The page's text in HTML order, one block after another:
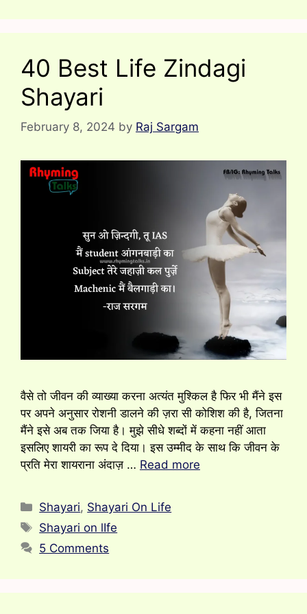
40 Best Life Zindagi
Shayari
February 8, 2024 by Raj Sargam
वैसे तो जीवन की व्याख्या करना अत्यंत मुश्किल है फिर भी मैंने इस
पर अपने अनुसार रोशनी डालने की ज़रा सी कोशिश की है, जितना
मैंने इसे अब तक जिया है। मुझे सीधे शब्दों में कहना नहीं आता
इसलिए शायरी का रूप दे दिया। इस उम्मीद के साथ कि जीवन के
प्रति मेरा शायराना अंदाज़ … Read more
Categories
Shayari, Shayari On Life
Tags
Shayari on lIfe
5 Comments